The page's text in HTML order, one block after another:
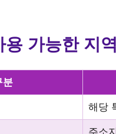
용 가능한 지
분
해당